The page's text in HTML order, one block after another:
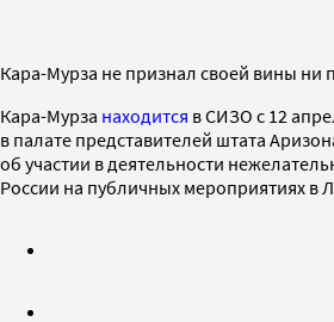
Кара-Мурза не признал своей вины ни
Кара-Мурза находится в СИЗО с 12
в палате представителей штата
об участии в деятельности
России на публичных мероприятиях в